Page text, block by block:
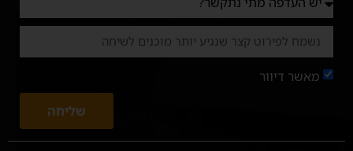
מאשר דיוור
שליחה